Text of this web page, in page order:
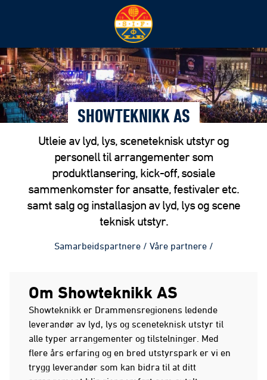
SHOWTEKNIKK AS
Utleie av lyd, lys, sceneteknisk utstyr og
personell til arrangementer som
produktlansering, kick-off, sosiale
sammenkomster for ansatte, festivaler etc.
samt salg og installasjon av lyd, lys og scene
teknisk utstyr.
Samarbeidspartnere / Våre partnere /
Om Showteknikk AS
Showteknikk er Drammensregionens ledende
leverandør av lyd, lys og sceneteknisk utstyr til
alle typer arrangementer og tilstelninger. Med
flere års erfaring og en bred utstyrspark er vi en
trygg leverandør som kan bidra til at ditt